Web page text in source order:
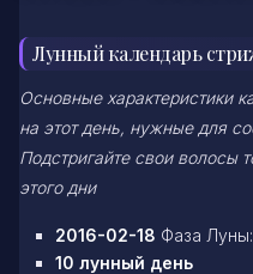
Лунный календарь
Основные характеристики
на этот день, нужные для
Подстригайте свои волосы
этого дни
2016-02-18 Фаза
10 лунный день